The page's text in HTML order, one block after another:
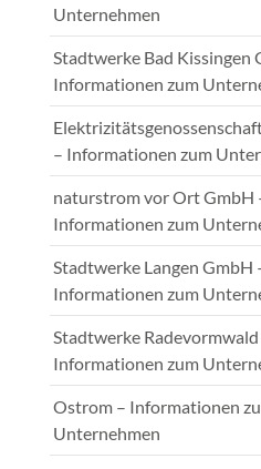
Unternehmen
Stadtwerke Bad Kissingen
Informationen zum
– Informationen zum
naturstrom vor Ort GmbH
Informationen zum
Stadtwerke Langen GmbH
Informationen zum
Stadtwerke
Informationen zum
Ostrom – Informationen
Unternehmen